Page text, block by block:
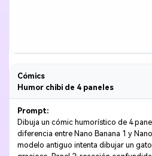
Cómics
Humor chibi de 4 paneles
Prompt:
Dibuja un cómic humorístico de 4
diferencia entre Nano Banana 1 y Nano
modelo antiguo intenta dibujar un